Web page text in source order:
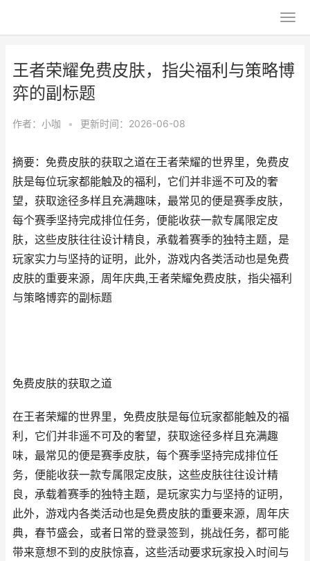
王者荣耀免费皮肤，指尖福利与策略博
弈的副标题
作者： 小咖 • 更新时间：2026-06-08
摘要：免费皮肤的获取之道在王者荣耀的世界里，免费皮
肤是每位玩家都能触及的福利，它们并非遥不可及的奢
望，获取途径多样且充满趣味，最常见的便是赛季皮肤，
每个赛季坚持完成排位任务，便能收获一款专属限定皮
肤，这些皮肤往往设计精良，承载着赛季的独特主题，是
玩家实力与坚持的证明，此外，游戏内各类活动也是免费
皮肤的重要来源，周年庆典,王者荣耀免费皮肤，指尖福利
与策略博弈的副标题
免费皮肤的获取之道
在王者荣耀的世界里，免费皮肤是每位玩家都能触及的福
利，它们并非遥不可及的奢望，获取途径多样且充满趣
味，最常见的便是赛季皮肤，每个赛季坚持完成排位任
务，便能收获一款专属限定皮肤，这些皮肤往往设计精
良，承载着赛季的独特主题，是玩家实力与坚持的证明，
此外，游戏内各类活动也是免费皮肤的重要来源，周年庆
典，春节盛会，或者日常的登录签到，挑战任务，都可能
带来意想不到的皮肤惊喜，这些活动要求玩家投入时间与